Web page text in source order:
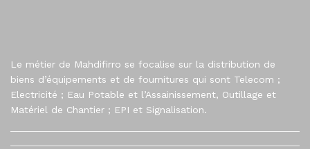
Le métier de Mahdifirro se focalise sur la distribution de
biens d’équipements et de fournitures qui sont Telecom ;
Electricité ; Eau Potable et l’Assainissement, Outillage et
Matériel de Chantier ; EPI et Signalisation.